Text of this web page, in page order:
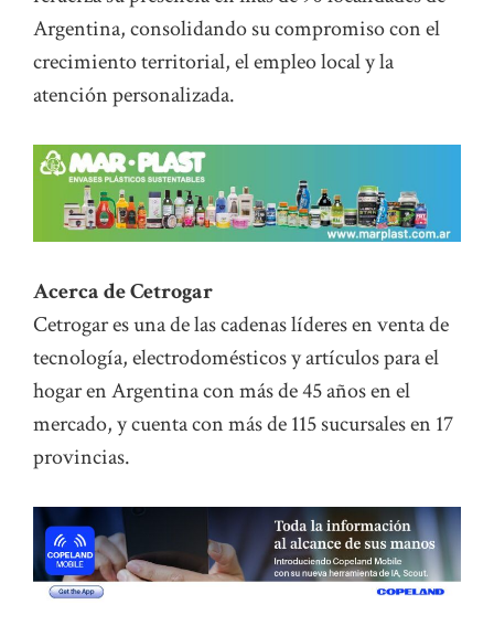
Argentina, consolidando su compromiso con el
crecimiento territorial, el empleo local y la
atención personalizada.
Acerca de Cetrogar
Cetrogar es una de las cadenas líderes en venta de
tecnología, electrodomésticos y artículos para el
hogar en Argentina con más de 45 años en el
mercado, y cuenta con más de 115 sucursales en 17
provincias.